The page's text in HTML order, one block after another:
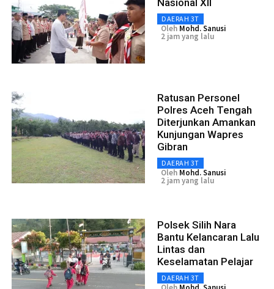
DAERAH 3T
Oleh Mohd. Sanusi
2 jam yang lalu
Ratusan Personel
Polres Aceh Tengah
Diterjunkan Amankan
Kunjungan Wapres
Gibran
DAERAH 3T
Oleh Mohd. Sanusi
2 jam yang lalu
Polsek Silih Nara
Bantu Kelancaran Lalu
Lintas dan
Keselamatan Pelajar
DAERAH 3T